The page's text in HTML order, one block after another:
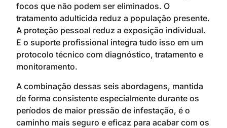
focos que não podem ser eliminados. O
tratamento adulticida reduz a população presente.
A proteção pessoal reduz a exposição individual.
E o suporte profissional integra tudo isso em um
protocolo técnico com diagnóstico, tratamento e
monitoramento.
A combinação dessas seis abordagens, mantida
de forma consistente especialmente durante os
períodos de maior pressão de infestação, é o
caminho mais seguro e eficaz para acabar com os